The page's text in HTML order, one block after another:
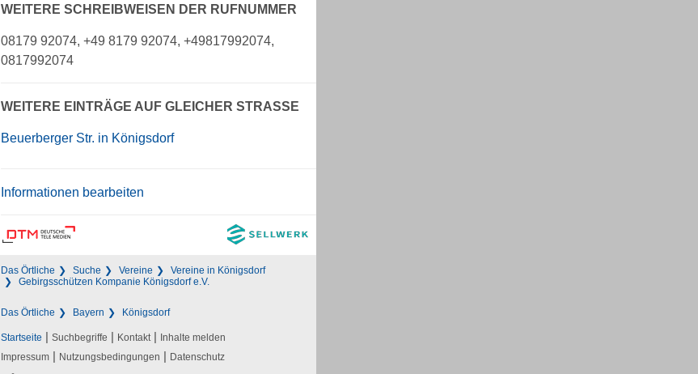
WEITERE SCHREIBWEISEN DER RUFNUMMER
08179 92074, +49 8179 92074, +49817992074,
0817992074
WEITERE EINTRÄGE AUF GLEICHER STRASSE
Beuerberger Str. in Königsdorf
Informationen bearbeiten
Das Örtliche Suche Vereine
Vereine in Königsdorf
Gebirgsschützen Kompanie Königsdorf e.V.
Das Örtliche Bayern Königsdorf
Startseite | Suchbegriffe | Kontakt | Inhalte melden
Impressum | Nutzungsbedingungen | Datenschutz